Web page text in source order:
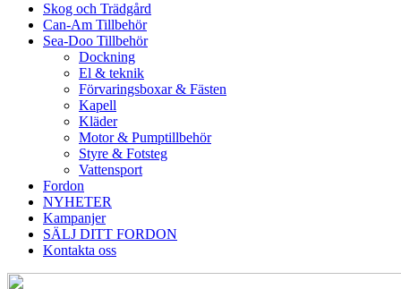
Skog och Trädgård
Can-Am Tillbehör
Sea-Doo Tillbehör
Dockning
El & teknik
Förvaringsboxar & Fästen
Kapell
Kläder
Motor & Pumptillbehör
Styre & Fotsteg
Vattensport
Fordon
NYHETER
Kampanjer
SÄLJ DITT FORDON
Kontakta oss